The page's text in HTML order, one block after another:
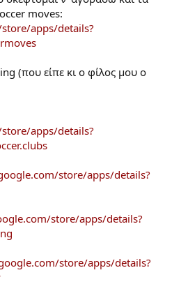
moves:
apps/details?
(που είπε κι ο φίλος μου ο
apps/details?
store/apps/details?
store/apps/details?
store/apps/details?